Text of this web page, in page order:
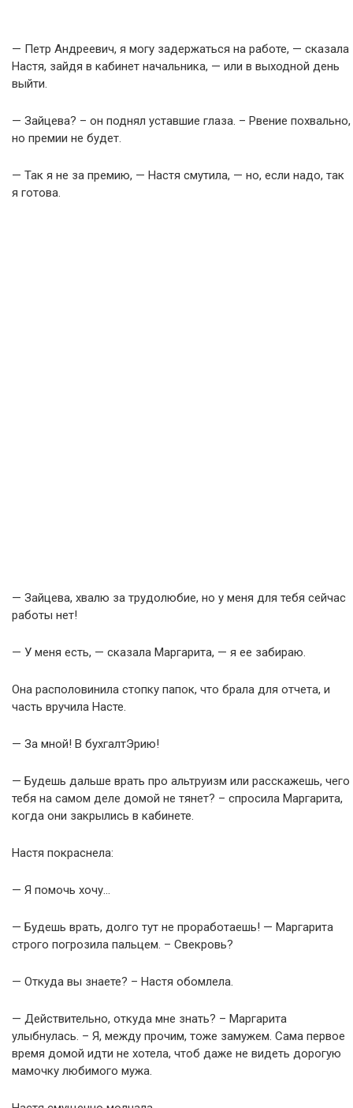
— Петр Андреевич, я могу задержаться на работе, — сказала
Настя, зайдя в кабинет начальника, — или в выходной день
выйти.
— Зайцева? – он поднял уставшие глаза. – Рвение похвально,
но премии не будет.
— Так я не за премию, — Настя смутила, — но, если надо, так
я готова.
— Зайцева, хвалю за трудолюбие, но у меня для тебя сейчас
работы нет!
— У меня есть, — сказала Маргарита, — я ее забираю.
Она располовинила стопку папок, что брала для отчета, и
часть вручила Насте.
— За мной! В бухгалтЭрию!
— Будешь дальше врать про альтруизм или расскажешь, чего
тебя на самом деле домой не тянет? – спросила Маргарита,
когда они закрылись в кабинете.
Настя покраснела:
— Я помочь хочу…
— Будешь врать, долго тут не проработаешь! — Маргарита
строго погрозила пальцем. – Свекровь?
— Откуда вы знаете? – Настя обомлела.
— Действительно, откуда мне знать? – Маргарита
улыбнулась. – Я, между прочим, тоже замужем. Сама первое
время домой идти не хотела, чтоб даже не видеть дорогую
мамочку любимого мужа.